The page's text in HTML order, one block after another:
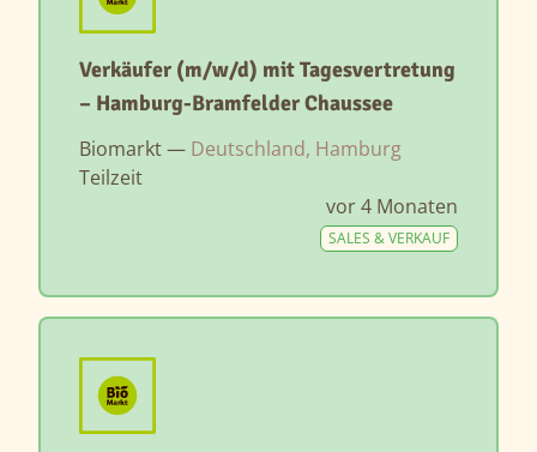
Verkäufer (m/w/d) mit Tagesvertretung
– Hamburg-Bramfelder Chaussee
Biomarkt — Deutschland, Hamburg
Teilzeit
vor 4 Monaten
SALES & VERKAUF